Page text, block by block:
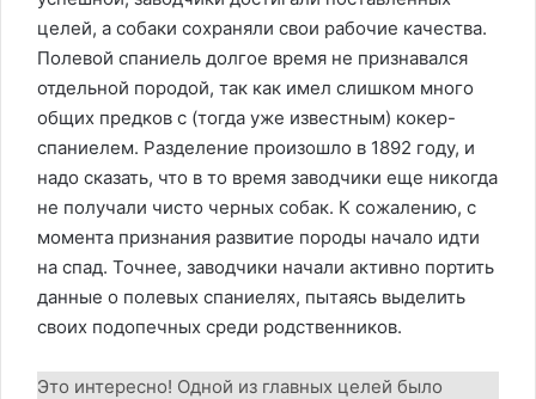
целей, а собаки сохраняли свои рабочие качества.
Полевой спаниель долгое время не признавался
отдельной породой, так как имел слишком много
общих предков с (тогда уже известным) кокер-
спаниелем. Разделение произошло в 1892 году, и
надо сказать, что в то время заводчики еще никогда
не получали чисто черных собак. К сожалению, с
момента признания развитие породы начало идти
на спад. Точнее, заводчики начали активно портить
данные о полевых спаниелях, пытаясь выделить
своих подопечных среди родственников.
Это интересно! Одной из главных целей было